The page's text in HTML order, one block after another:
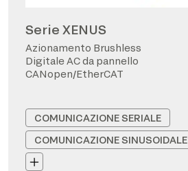
Serie XENUS
Azionamento Brushless
Digitale AC da pannello
CANopen/EtherCAT
COMUNICAZIONE SERIALE
COMUNICAZIONE SINUSOIDALE